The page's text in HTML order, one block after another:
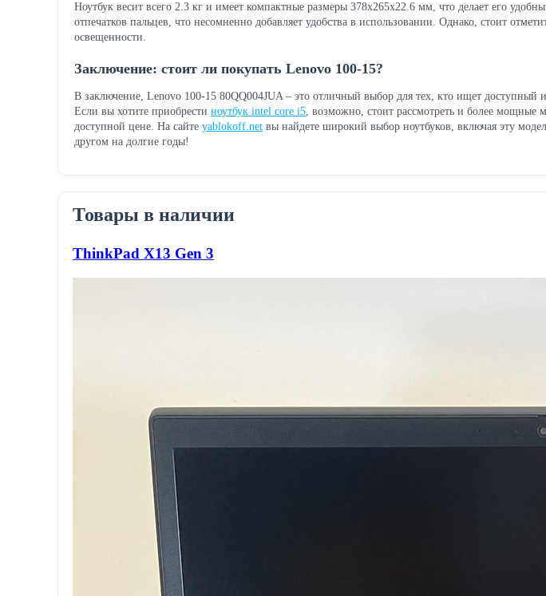
Ноутбук весит всего 2.3 кг и имеет компактные размеры 378x265x22.6 мм, что делает его
отпечатков пальцев, что несомненно добавляет удобства в использовании. Однако, стоит
освещенности.
Заключение: стоит ли покупать Lenovo 100-15?
В заключение, Lenovo 100-15 80QQ004JUA – это отличный выбор для тех, кто ищет
Если вы хотите приобрести ноутбук intel core i5 , возможно, стоит рассмотреть и более
доступной цене. На сайте yablokoff.net вы найдете широкий выбор ноутбуков, включая эту
другом на долгие годы!
Товары в наличии
ThinkPad X13 Gen 3